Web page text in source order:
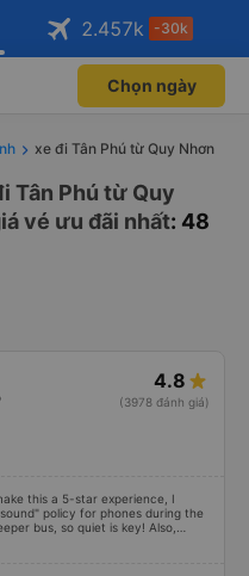
độc
Mở app
bay qua
Mở app
2.457k -30k
Chọn ngày
xe đi Tân Phú từ Quy Nhơn
Tân Phú từ Quy
vé ưu đãi nhất: 48
4.8
(3978 đánh giá)
this a 5-star experience, I
policy for phones during the
bus, so quiet is key! Also,
the cabin for convenience. I